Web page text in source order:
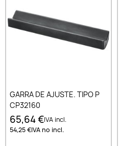
GARRA DE AJUSTE. TIPO P
CP32160
65,64 €IVA incl.
54,25 €IVA no incl.